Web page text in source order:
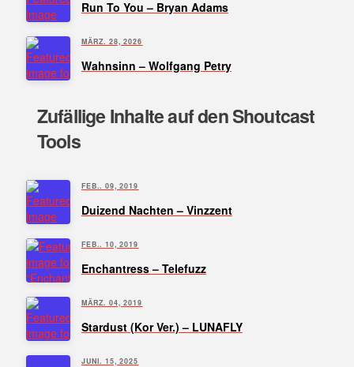
Run To You – Bryan Adams
MÄRZ. 28, 2026
Wahnsinn – Wolfgang Petry
Zufällige Inhalte auf den Shoutcast
Tools
FEB.. 09, 2019
Duizend Nachten – Vinzzent
FEB.. 10, 2019
Enchantress – Telefuzz
MÄRZ. 04, 2019
Stardust (Kor Ver.) – LUNAFLY
JUNI. 15, 2025